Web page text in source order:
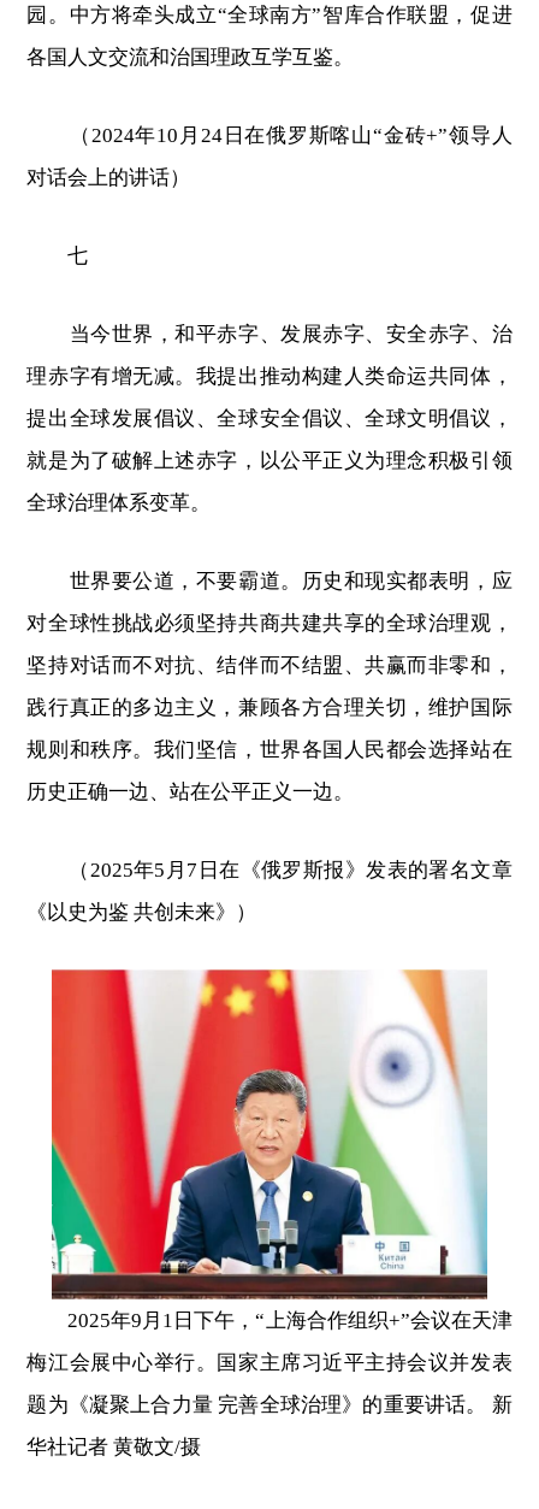
园。中方将牵头成立“全球南方”智库合作联盟，促进
各国人文交流和治国理政互学互鉴。
（2024年10月24日在俄罗斯喀山“金砖+”领导人
对话会上的讲话）
七
当今世界，和平赤字、发展赤字、安全赤字、治
理赤字有增无减。我提出推动构建人类命运共同体，
提出全球发展倡议、全球安全倡议、全球文明倡议，
就是为了破解上述赤字，以公平正义为理念积极引领
全球治理体系变革。
世界要公道，不要霸道。历史和现实都表明，应
对全球性挑战必须坚持共商共建共享的全球治理观，
坚持对话而不对抗、结伴而不结盟、共赢而非零和，
践行真正的多边主义，兼顾各方合理关切，维护国际
规则和秩序。我们坚信，世界各国人民都会选择站在
历史正确一边、站在公平正义一边。
（2025年5月7日在《俄罗斯报》发表的署名文章
《以史为鉴 共创未来》）
2025年9月1日下午，“上海合作组织+”会议在天津
梅江会展中心举行。国家主席习近平主持会议并发表
题为《凝聚上合力量 完善全球治理》的重要讲话。 新
华社记者 黄敬文/摄